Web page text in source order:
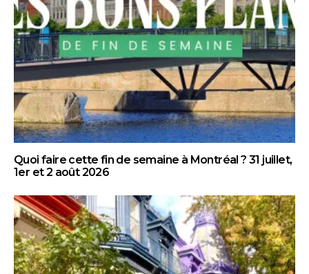
Quoi faire cette fin de semaine à Montréal ? 31 juillet,
1er et 2 août 2026